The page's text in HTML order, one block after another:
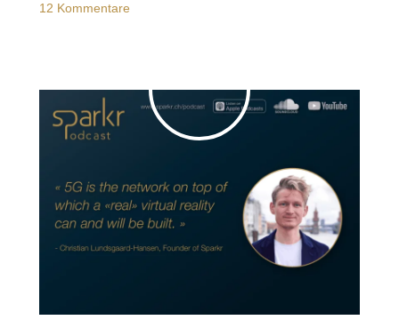
12 Kommentare